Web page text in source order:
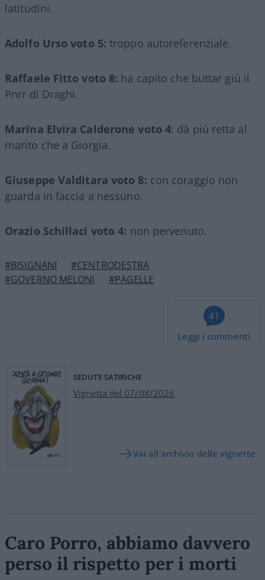
latitudini.
Adolfo Urso voto 5: troppo autoreferenziale.
Raffaele Fitto voto 8: ha capito che buttar giù il
Pnrr di Draghi.
Marina Elvira Calderone voto 4: dà più retta al
marito che a Giorgia.
Giuseppe Valditara voto 8: con coraggio non
guarda in faccia a nessuno.
Orazio Schillaci voto 4: non pervenuto.
#BISIGNANI
#CENTRODESTRA
#GOVERNO MELONI
#PAGELLE
41
Leggi i commenti
SEDUTE SATIRICHE
Vignetta del 07/08/2026
Vai all'archivio delle vignette
Caro Porro, abbiamo davvero
perso il rispetto per i morti